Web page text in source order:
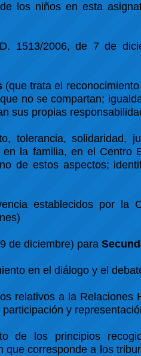
los niños en esta
1513/2006, de 7 de
(que trata el
no se compartan;
sus propias
tolerancia, solidaridad,
la familia, en el Centro
de estos aspectos;
establecidos por la
de diciembre) para
en el diálogo y el
relativos a la Relaciones
y
de los principios
corresponde a los